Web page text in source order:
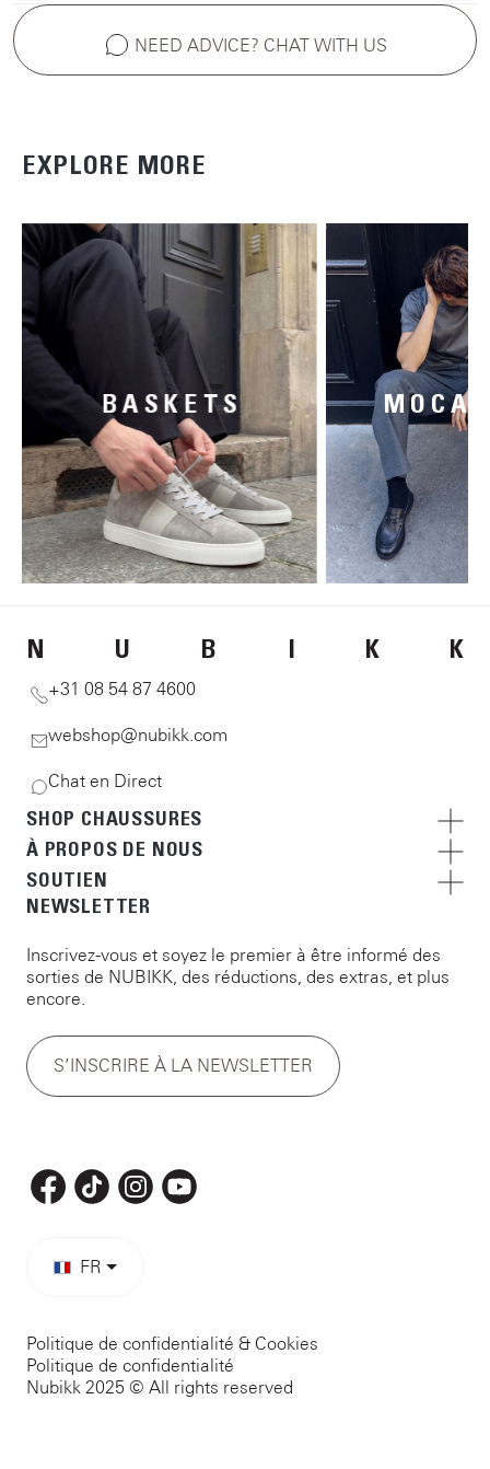
NEED ADVICE? CHAT WITH US
EXPLORE MORE
BASKETS
N U B I K K
+31 08 54 87 4600
webshop@nubikk.com
Chat en Direct
SHOP CHAUSSURES
À PROPOS DE NOUS
SOUTIEN
NEWSLETTER
Inscrivez-vous et soyez le premier à être informé des
sorties de NUBIKK, des réductions, des extras, et plus
encore.
S’INSCRIRE À LA NEWSLETTER
FR
Politique de confidentialité & Cookies
Politique de confidentialité
Nubikk 2025 © All rights reserved